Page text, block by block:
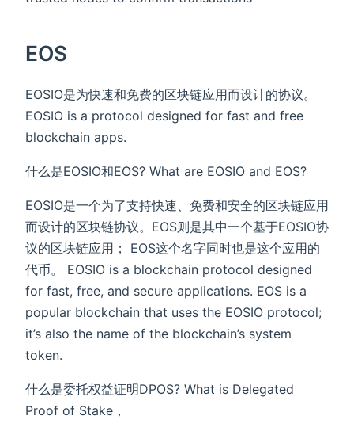
EOS
EOSIO是为快速和免费的区块链应用而设计的协议。
EOSIO is a protocol designed for fast and free
blockchain apps.
什么是EOSIO和EOS? What are EOSIO and EOS?
EOSIO是一个为了支持快速、免费和安全的区块链应用
而设计的区块链协议。EOS则是其中一个基于EOSIO协
议的区块链应用； EOS这个名字同时也是这个应用的
代币。 EOSIO is a blockchain protocol designed
for fast, free, and secure applications. EOS is a
popular blockchain that uses the EOSIO protocol;
it’s also the name of the blockchain’s system
token.
什么是委托权益证明DPOS? What is Delegated
Proof of Stake，